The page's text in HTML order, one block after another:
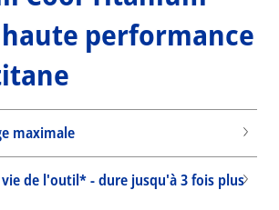
performance
maximale
de l'outil* - dure jusqu'à 3 fois plus